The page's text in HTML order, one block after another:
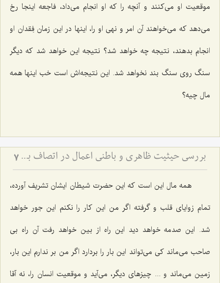
موقعیت او می‌کنند و آنچه را که او انجام می‌داد، فاجعه اینجا رخ
می‌دهد که می‌خواهند آن امر و نهی او را، اینها در این زمان فِقدان او
انجام بدهند، نتیجه چه خواهد شد؟ نتیجه این خواهد شد که دیگر
سنگ روی سنگ بند نخواهد شد. این نتیجه‌اش است خب اینها همه
مال چیه؟
بررسی حیثیت ظاهری و باطنی اعمال در اتصاف به حسن و قبح 7
همه مال این است که این حضرت شیطان ایشان تشریف آورده،
تمام زوایای قلب و گرفته اگر من این کار را نکنم این جور خواهد
شد. این صدمه خواهد دید این راه از بین خواهد رفت آن راه بی
صاحب می‌ماند کی می‌تواند این بار را بردارد اگر من بر ندارم این بار،
زمین می‌ماند و ... چیزهای دیگر، می‌آید و موقعیت انسان را، نه آقا